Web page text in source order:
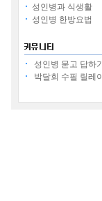
성인병과 식생활
성인병 한방요법
성인병 묻고 답하기
박달회 수필 릴레이